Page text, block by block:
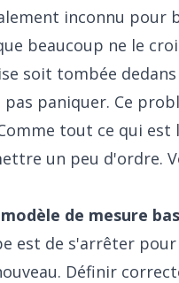
inconnu pour
beaucoup ne le
soit tombée
pas paniquer. Ce
tout ce qui est
un peu d'ordre.
de mesure
est de s'arrêter
Définir